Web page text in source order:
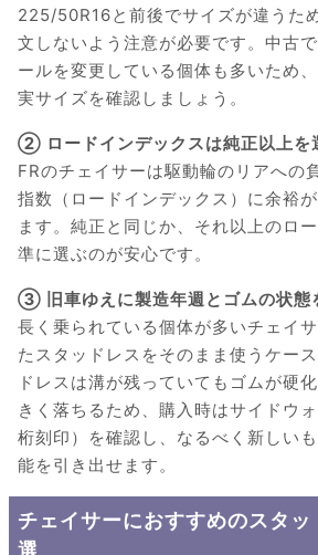
225/50R16と前後でサイズが違うた
文しないよう注意が必要です。中古
ールを変更している個体も多いため
実サイズを確認しましょう。
② ロードインデックスは純正以上を
FRのチェイサーは駆動輪のリアへの
指数（ロードインデックス）に余裕
ます。純正と同じか、それ以上のロ
準に選ぶのが安心です。
③ 旧車ゆえに製造年週とゴムの状態
長く乗られている個体が多いチェイ
たスタッドレスをそのまま使うケー
ドレスは溝が残っていてもゴムが硬
きく落ちるため、購入時はサイドウ
桁刻印）を確認し、なるべく新しい
能を引き出せます。
チェイサーにおすすめのスタ
選